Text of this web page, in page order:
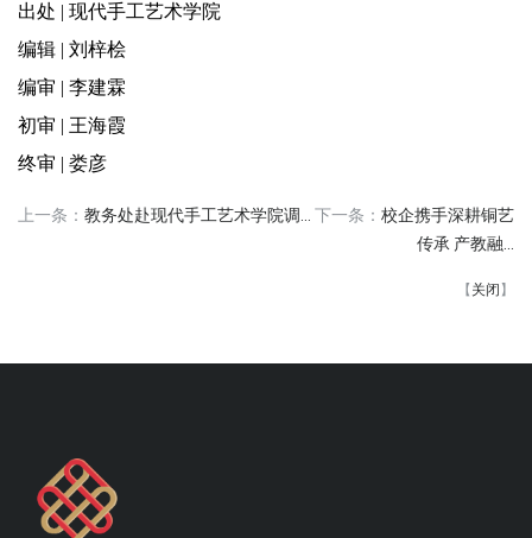
出处 | 现代手工艺术学院
编辑 | 刘梓桧
编审 | 李建霖
初审 | 王海霞
终审 | 娄彦
上一条： 教务处赴现代手工艺术学院调... 下一条： 校企携手深耕铜艺
传承 产教融...
【 关闭 】